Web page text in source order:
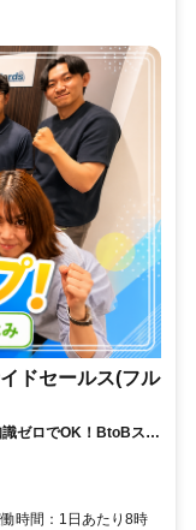
ドセールス(フル
識ゼロでOK！BtoBスキ
時間：1日あたり8時